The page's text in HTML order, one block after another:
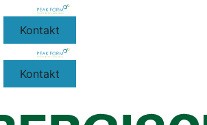
Kontakt
Kontakt